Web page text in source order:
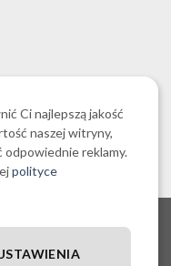
POLITYKA COOKIES
Ci najlepszą jakość
naszej witryny,
odpowiednie reklamy.
polityce